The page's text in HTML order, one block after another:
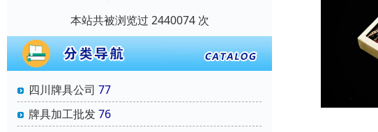
本站共被浏览过 2440074 次
四川牌具公司 77
牌具加工批发76